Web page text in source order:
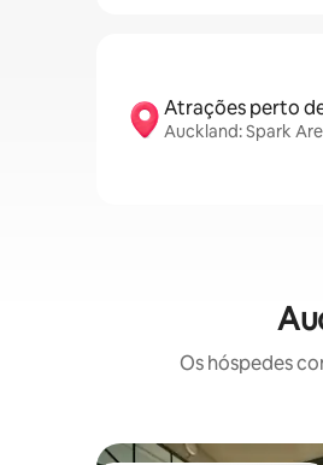
Atrações perto
Auckland: Spark
Os hóspedes